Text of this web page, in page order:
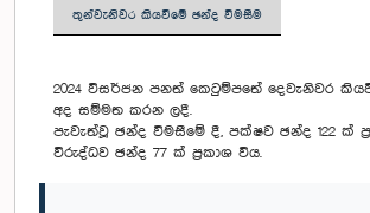
තුන්වැනිවර කියවීමේ ඡන්ද විමසීම
2024 විසර්ජන පනත් කෙටුම්පතේ දෙවැනිවර
අද සම්මත කරන ලදී.
පැවැත්වූ ඡන්ද විමසීමේ දී, පක්ෂව ඡන්ද 122 ක්
විරුද්ධව ඡන්ද 77 ක් ප්‍රකාශ විය.